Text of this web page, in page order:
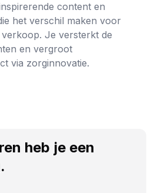
content en
het verschil maken voor
Je versterkt de
en vergroot
via zorginnovatie.
heb je een